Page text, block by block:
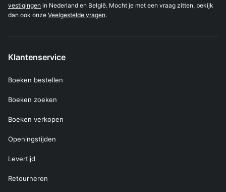
vestigingen in Nederland en België. Mocht je met een vraag zitten, bekijk
dan ook onze Veelgestelde vragen.
Klantenservice
Boeken bestellen
Boeken zoeken
Boeken verkopen
Openingstijden
Levertijd
Retourneren